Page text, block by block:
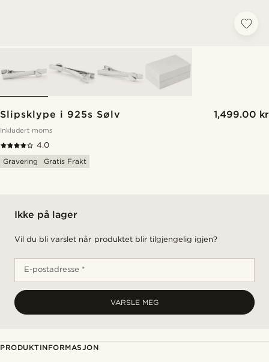
Slipsklype i 925s Sølv 1,499.00 kr
Inkludert moms
4.0
Gravering
Gratis Frakt
Ikke på lager
Vil du bli varslet når produktet blir tilgjengelig igjen?
E-postadresse *
VARSLE MEG
PRODUKTINFORMASJON